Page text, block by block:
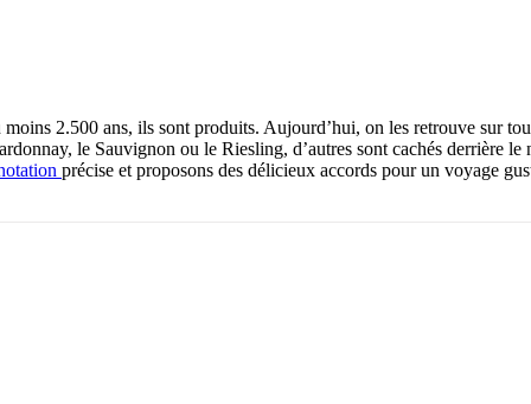
2.500 ans, ils sont produits. Aujourd’hui, on les retrouve sur
le Sauvignon ou le Riesling, d’autres sont cachés derrière
précise et proposons des délicieux accords pour un voyage